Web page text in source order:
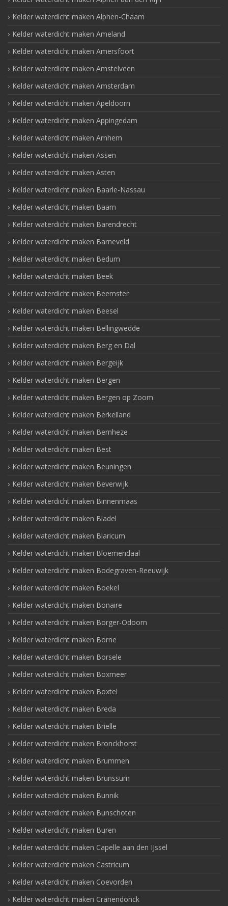
Kelder waterdicht maken Alphen-Chaam
Kelder waterdicht maken Ameland
Kelder waterdicht maken Amersfoort
Kelder waterdicht maken Amstelveen
Kelder waterdicht maken Amsterdam
Kelder waterdicht maken Apeldoorn
Kelder waterdicht maken Appingedam
Kelder waterdicht maken Arnhem
Kelder waterdicht maken Assen
Kelder waterdicht maken Asten
Kelder waterdicht maken Baarle-Nassau
Kelder waterdicht maken Baarn
Kelder waterdicht maken Barendrecht
Kelder waterdicht maken Barneveld
Kelder waterdicht maken Bedum
Kelder waterdicht maken Beek
Kelder waterdicht maken Beemster
Kelder waterdicht maken Beesel
Kelder waterdicht maken Bellingwedde
Kelder waterdicht maken Berg en Dal
Kelder waterdicht maken Bergeijk
Kelder waterdicht maken Bergen
Kelder waterdicht maken Bergen op Zoom
Kelder waterdicht maken Berkelland
Kelder waterdicht maken Bernheze
Kelder waterdicht maken Best
Kelder waterdicht maken Beuningen
Kelder waterdicht maken Beverwijk
Kelder waterdicht maken Binnenmaas
Kelder waterdicht maken Bladel
Kelder waterdicht maken Blaricum
Kelder waterdicht maken Bloemendaal
Kelder waterdicht maken Bodegraven-Reeuwijk
Kelder waterdicht maken Boekel
Kelder waterdicht maken Bonaire
Kelder waterdicht maken Borger-Odoorn
Kelder waterdicht maken Borne
Kelder waterdicht maken Borsele
Kelder waterdicht maken Boxmeer
Kelder waterdicht maken Boxtel
Kelder waterdicht maken Breda
Kelder waterdicht maken Brielle
Kelder waterdicht maken Bronckhorst
Kelder waterdicht maken Brummen
Kelder waterdicht maken Brunssum
Kelder waterdicht maken Bunnik
Kelder waterdicht maken Bunschoten
Kelder waterdicht maken Buren
Kelder waterdicht maken Capelle aan den IJssel
Kelder waterdicht maken Castricum
Kelder waterdicht maken Coevorden
Kelder waterdicht maken Cranendonck